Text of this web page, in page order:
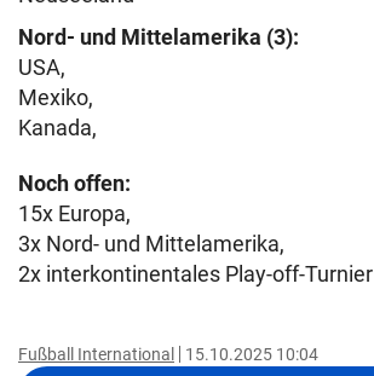
Nord- und Mittelamerika (3):
USA,
Mexiko,
Kanada,
Noch offen:
15x Europa,
3x Nord- und Mittelamerika,
2x interkontinentales Play-off-Turnier
Fußball International 15.10.2025 10:04